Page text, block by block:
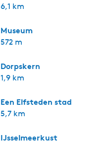
6,1 km
Museum
572 m
Dorpskern
1,9 km
Een Elfsteden stad
5,7 km
IJsselmeerkust